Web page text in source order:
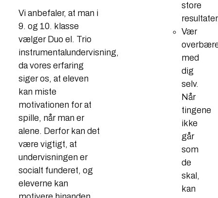
Vi anbefaler, at man i
9. og 10. klasse
vælger Duo el. Trio
instrumentalundervisning,
da vores erfaring
siger os, at eleven
kan miste
motivationen for at
spille, når man er
alene. Derfor kan det
være vigtigt, at
undervisningen er
socialt funderet, og
eleverne kan
store
Vær
med
dig
selv.
Når
tingene
ikke
går
som
de
skal,
kan